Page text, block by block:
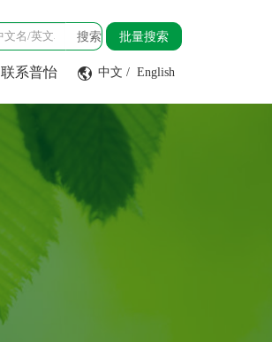
搜索 批量搜索
联系普怡 中文 / English